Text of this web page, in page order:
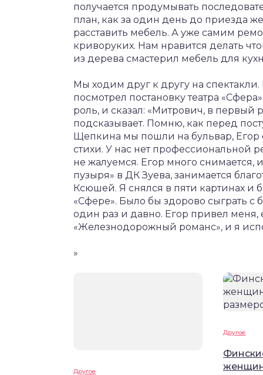
получается продумывать
план, как за один день до приезда
расставить мебель. А уже самим
криворуких. Нам нравится делать
из дерева смастерил мебель для
Мы ходим друг к другу на
посмотрел постановку театра
роль, и сказал: «Митрович, в первый
подсказывает. Помню, как перед
Щепкина мы пошли на бульвар, Егор
стихи. У нас нет профессиональной
не жалуемся. Егор много снимается,
пузыря» в ДК Зуева, занимается
Ксюшей. Я снялся в пяти картинах и
«Сфере». Было бы здорово сыграть с
один раз и давно. Егор привел
«Железнодорожный романс», и я
»
Другое
Другое